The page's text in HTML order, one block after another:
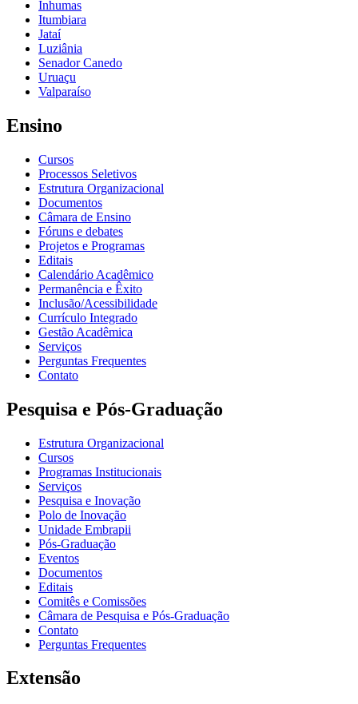
Inhumas
Itumbiara
Jataí
Luziânia
Senador Canedo
Uruaçu
Valparaíso
Ensino
Cursos
Processos Seletivos
Estrutura Organizacional
Documentos
Câmara de Ensino
Fóruns e debates
Projetos e Programas
Editais
Calendário Acadêmico
Permanência e Êxito
Inclusão/Acessibilidade
Currículo Integrado
Gestão Acadêmica
Serviços
Perguntas Frequentes
Contato
Pesquisa e Pós-Graduação
Estrutura Organizacional
Cursos
Programas Institucionais
Serviços
Pesquisa e Inovação
Polo de Inovação
Unidade Embrapii
Pós-Graduação
Eventos
Documentos
Editais
Comitês e Comissões
Câmara de Pesquisa e Pós-Graduação
Contato
Perguntas Frequentes
Extensão